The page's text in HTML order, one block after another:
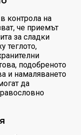
контрола на
че приемът
за сладки
теглото,
подобреното
и намаляването
да